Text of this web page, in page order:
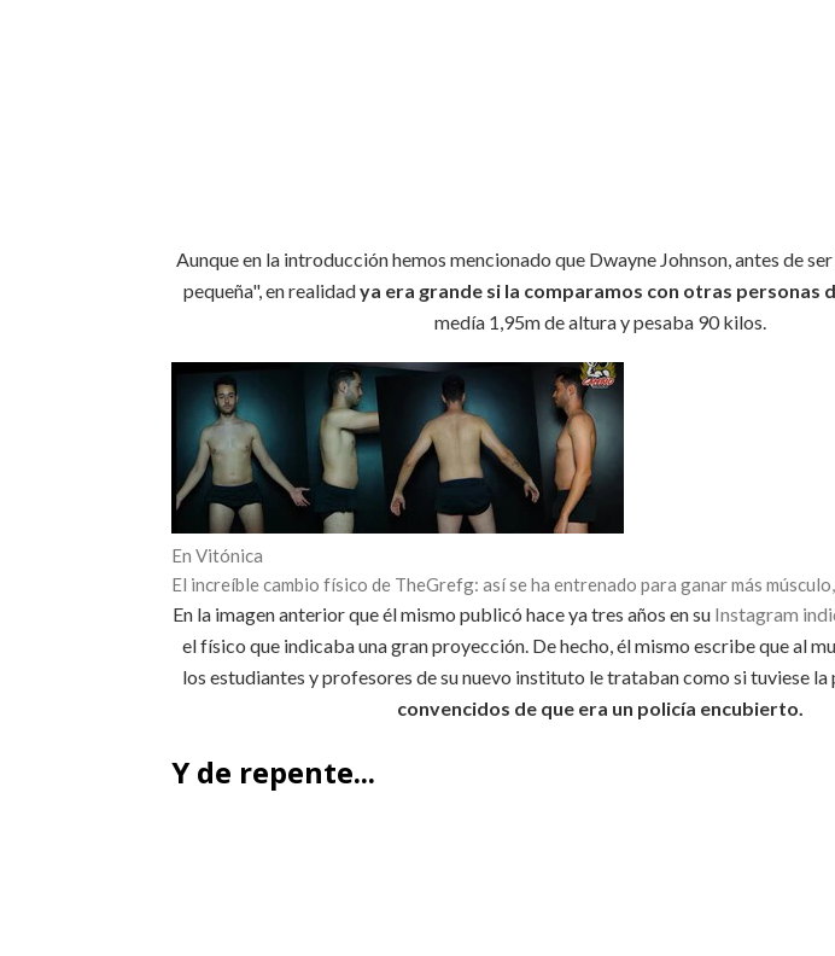
Aunque en la introducción hemos mencionado que Dwayne Johnson, antes de
pequeña", en realidadya era grande si la comparamos con otras personas
medía 1,95m de altura y pesaba 90 kilos.
En Vitónica
El increíble cambio físico de TheGrefg: así se ha entrenado para ganar más
En la imagen anterior que él mismo publicó hace ya tres años en su Instagram
el físico que indicaba una gran proyección. De hecho, él mismo escribe que al
los estudiantes y profesores de su nuevo instituto le trataban como si tuviese la
convencidos de que era un policía encubierto.
Y de repente...